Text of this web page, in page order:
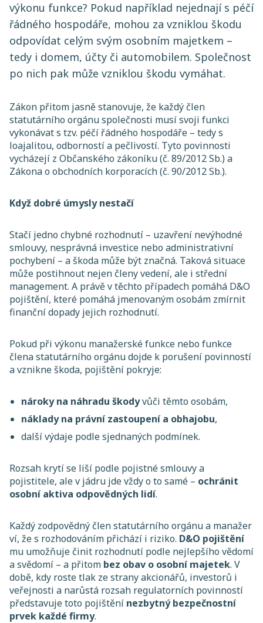
výkonu funkce? Pokud například nejednají s péčí
řádného hospodáře, mohou za vzniklou škodu
odpovídat celým svým osobním majetkem –
tedy i domem, účty či automobilem. Společnost
po nich pak může vzniklou škodu vymáhat.
Zákon přitom jasně stanovuje, že každý člen
statutárního orgánu společnosti musí svoji funkci
vykonávat s tzv. péčí řádného hospodáře – tedy s
loajalitou, odborností a pečlivostí. Tyto povinnosti
vycházejí z Občanského zákoníku (č. 89/2012 Sb.) a
Zákona o obchodních korporacích (č. 90/2012 Sb.).
Když dobré úmysly nestačí
Stačí jedno chybné rozhodnutí – uzavření nevýhodné
smlouvy, nesprávná investice nebo administrativní
pochybení – a škoda může být značná. Taková situace
může postihnout nejen členy vedení, ale i střední
management. A právě v těchto případech pomáhá D&O
pojištění, které pomáhá jmenovaným osobám zmírnit
finanční dopady jejich rozhodnutí.
Pokud při výkonu manažerské funkce nebo funkce
člena statutárního orgánu dojde k porušení povinností
a vznikne škoda, pojištění pokryje:
nároky na náhradu škodyvůči těmto osobám,
náklady na právní zastoupení a obhajobu,
další výdaje podle sjednaných podmínek.
Rozsah krytí se liší podle pojistné smlouvy a
pojistitele, ale v jádru jde vždy o to samé – ochránit
osobní aktiva odpovědných lidí.
Každý zodpovědný člen statutárního orgánu a manažer
ví, že s rozhodováním přichází i riziko. D&O pojištění
mu umožňuje činit rozhodnutí podle nejlepšího vědomí
a svědomí – a přitom bez obav o osobní majetek. V
době, kdy roste tlak ze strany akcionářů, investorů i
veřejnosti a narůstá rozsah regulatorních povinností
představuje toto pojištění nezbytný bezpečnostní
prvek každé firmy.